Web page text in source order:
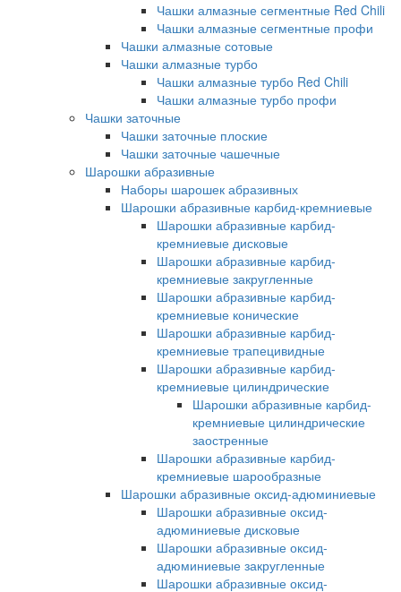
Чашки алмазные сегментные Red Chili
Чашки алмазные сегментные профи
Чашки алмазные сотовые
Чашки алмазные турбо
Чашки алмазные турбо Red Chili
Чашки алмазные турбо профи
Чашки заточные
Чашки заточные плоские
Чашки заточные чашечные
Шарошки абразивные
Наборы шарошек абразивных
Шарошки абразивные карбид-кремниевые
Шарошки абразивные карбид-
кремниевые дисковые
Шарошки абразивные карбид-
кремниевые закругленные
Шарошки абразивные карбид-
кремниевые конические
Шарошки абразивные карбид-
кремниевые трапецивидные
Шарошки абразивные карбид-
кремниевые цилиндрические
Шарошки абразивные карбид-
кремниевые цилиндрические
заостренные
Шарошки абразивные карбид-
кремниевые шарообразные
Шарошки абразивные оксид-адюминиевые
Шарошки абразивные оксид-
адюминиевые дисковые
Шарошки абразивные оксид-
адюминиевые закругленные
Шарошки абразивные оксид-